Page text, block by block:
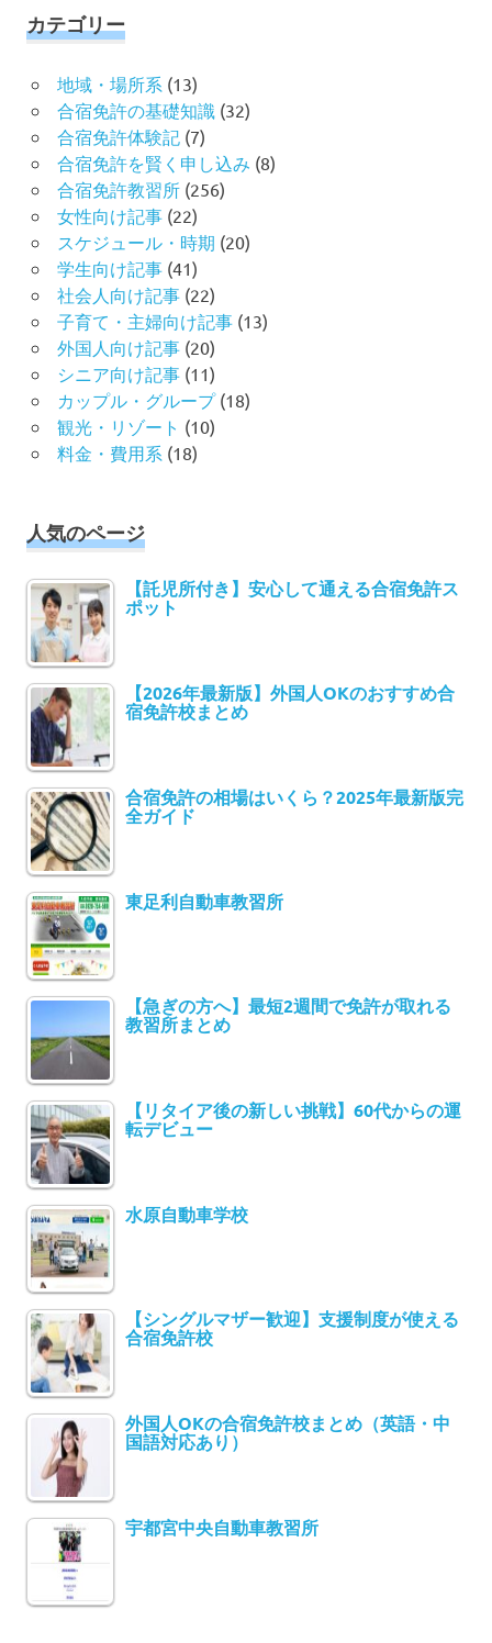
カテゴリー
地域・場所系 (13)
合宿免許の基礎知識(32)
合宿免許体験記(7)
合宿免許を賢く申し込み (8)
合宿免許教習所(256)
女性向け記事(22)
スケジュール・時期 (20)
学生向け記事(41)
社会人向け記事(22)
子育て・主婦向け記事(13)
外国人向け記事(20)
シニア向け記事(11)
カップル・グループ(18)
観光・リゾート (10)
料金・費用系 (18)
人気のページ
【託児所付き】安心して通える合宿免許ス
ポット
【2026年最新版】外国人OKのおすすめ合
宿免許校まとめ
合宿免許の相場はいくら？2025年最新版完
全ガイド
東足利自動車教習所
【急ぎの方へ】最短2週間で免許が取れる
教習所まとめ
【リタイア後の新しい挑戦】60代からの運
転デビュー
水原自動車学校
【シングルマザー歓迎】支援制度が使える
合宿免許校
外国人OKの合宿免許校まとめ（英語・中
国語対応あり）
宇都宮中央自動車教習所